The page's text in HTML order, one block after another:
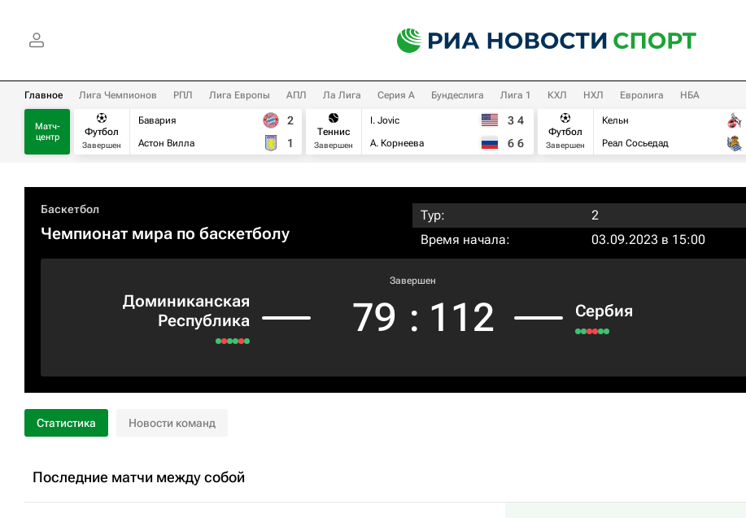
Главное Лига Чемпионов РПЛ Лига Европы АПЛ Ла Лига Серия А Бундеслига Лига 1 КХЛ НХЛ Евролига НБА
Матч-
центр
Футбол
Завершен
Бавария
Астон Вилла
2
1
Теннис
Завершен
I. Jovic
А. Корнеева
3 4
6 6
Футбол
Завершен
Кельн
Реал Сосьедад
Баскетбол
Чемпионат мира по баскетболу
Тур:
2
Время начала:
03.09.2023 в 15:00
Доминиканская
Республика
Завершен
79 : 112 Сербия
Статистика Новости команд
Последние матчи между собой